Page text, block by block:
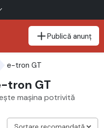
Publică anunț
e-tron GT
tron GT
mașina potrivită